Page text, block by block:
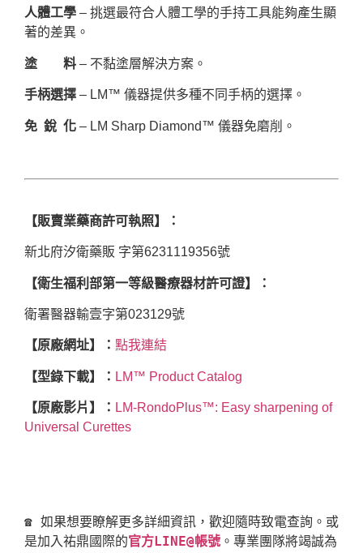
人體工學 – 挑選最符合人體工學的手持工具能夠產生顯
著的差異。
塗 料 – 不黏塗層解決方案。
手柄選擇 – LM™ 儀器提供多種不同手柄的選擇。
免 銳 化 – LM Sharp Diamond™ 儀器免磨削。
【販賣業藥商許可執照】：
新北府汐衛藥販 字第6231119356號
【衛生福利部第一等級醫療器材許可證】：
衛署醫器輸壹字第023129號
【原廠網址】： 點我連結
【型錄下載】： LM™ Product Catalog
【原廠影片】： LM-RondoPlus™: Easy sharpening of
Universal Curettes
☎ 如果想要瞭解更多詳細資訊，歡迎隨時致電查詢。或
是加入祐鼎國際的官方LINE@帳號 。專業團隊將竭誠為